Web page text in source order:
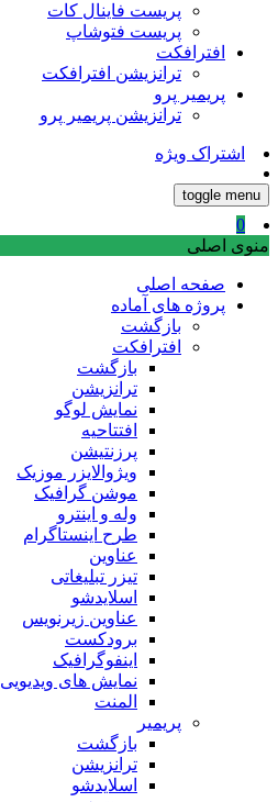
پریست فاینال کات
پریست فتوشاپ
افترافکت
ترانزیشن افترافکت
پریمیر پرو
ترانزیشن پریمیر پرو
اشتراک ویژه
toggle menu
0
منوی اصلی
صفحه اصلی
پروژه های آماده
بازگشت
افترافکت
بازگشت
ترانزیشن
نمایش لوگو
افتتاحیه
پرزنتیشن
ویژوالایزر موزیک
موشن گرافیک
وله و اینترو
طرح اینستاگرام
عناوین
تیزر تبلیغاتی
اسلایدشو
عناوین زیرنویس
برودکست
اینفوگرافیک
نمایش های ویدیویی
المنت
پریمیر
بازگشت
ترانزیشن
اسلایدشو